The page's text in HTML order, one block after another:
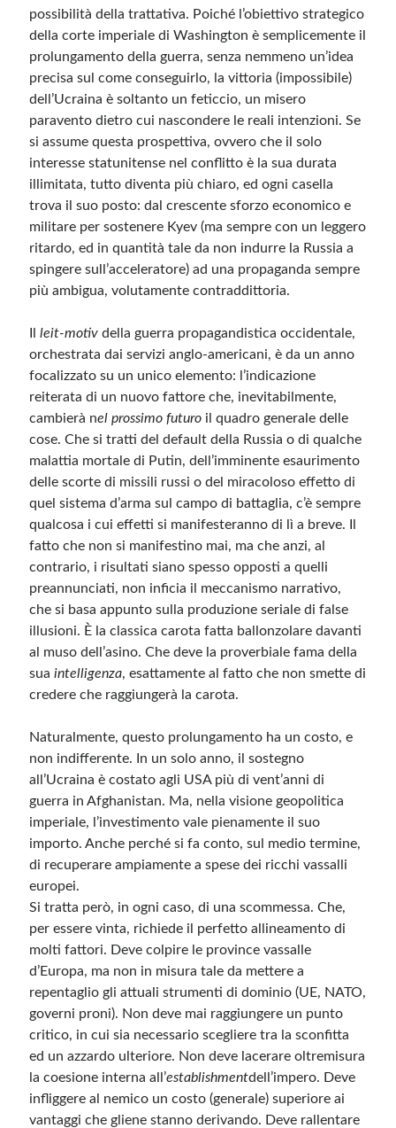
possibilità della trattativa. Poiché l’obiettivo strategico
della corte imperiale di Washington è semplicemente il
prolungamento della guerra, senza nemmeno un’idea
precisa sul come conseguirlo, la vittoria (impossibile)
dell’Ucraina è soltanto un feticcio, un misero
paravento dietro cui nascondere le reali intenzioni. Se
si assume questa prospettiva, ovvero che il solo
interesse statunitense nel conflitto è la sua durata
illimitata, tutto diventa più chiaro, ed ogni casella
trova il suo posto: dal crescente sforzo economico e
militare per sostenere Kyev (ma sempre con un leggero
ritardo, ed in quantità tale da non indurre la Russia a
spingere sull’acceleratore) ad una propaganda sempre
più ambigua, volutamente contraddittoria.
Illeit-motiv della guerra propagandistica occidentale,
orchestrata dai servizi anglo-americani, è da un anno
focalizzato su un unico elemento: l’indicazione
reiterata di un nuovo fattore che, inevitabilmente,
cambierà nel prossimo futuro il quadro generale delle
cose. Che si tratti del default della Russia o di qualche
malattia mortale di Putin, dell’imminente esaurimento
delle scorte di missili russi o del miracoloso effetto di
quel sistema d’arma sul campo di battaglia, c’è sempre
qualcosa i cui effetti si manifesteranno di lì a breve. Il
fatto che non si manifestino mai, ma che anzi, al
contrario, i risultati siano spesso opposti a quelli
preannunciati, non inficia il meccanismo narrativo,
che si basa appunto sulla produzione seriale di false
illusioni. È la classica carota fatta ballonzolare davanti
al muso dell’asino. Che deve la proverbiale fama della
suaintelligenza, esattamente al fatto che non smette di
credere che raggiungerà la carota.
Naturalmente, questo prolungamento ha un costo, e
non indifferente. In un solo anno, il sostegno
all’Ucraina è costato agli USA più di vent’anni di
guerra in Afghanistan. Ma, nella visione geopolitica
imperiale, l’investimento vale pienamente il suo
importo. Anche perché si fa conto, sul medio termine,
di recuperare ampiamente a spese dei ricchi vassalli
europei.
Si tratta però, in ogni caso, di una scommessa. Che,
per essere vinta, richiede il perfetto allineamento di
molti fattori. Deve colpire le province vassalle
d’Europa, ma non in misura tale da mettere a
repentaglio gli attuali strumenti di dominio (UE, NATO,
governi proni). Non deve mai raggiungere un punto
critico, in cui sia necessario scegliere tra la sconfitta
ed un azzardo ulteriore. Non deve lacerare oltremisura
la coesione interna all’establishmentdell’impero. Deve
infliggere al nemico un costo (generale) superiore ai
vantaggi che gliene stanno derivando. Deve rallentare